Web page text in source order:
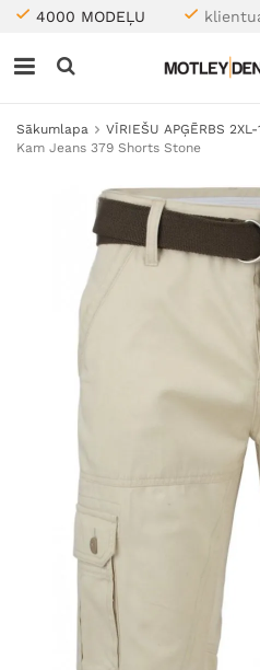
4000 MODEĻU
Sākumlapa VĪRIEŠU APĢĒRBS 2XL-
Kam Jeans 379 Shorts Stone